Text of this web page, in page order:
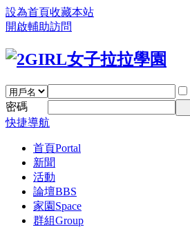
設為首頁收藏本站
開啟輔助訪問
密碼
快捷導航
首頁Portal
新聞
活動
論壇BBS
家園 Space
群組Group